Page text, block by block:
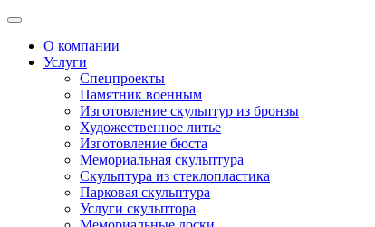
О компании
Услуги
Спецпроекты
Памятник военным
Изготовление скульптур из бронзы
Художественное литье
Изготовление бюста
Мемориальная скульптура
Скульптура из стеклопластика
Парковая скульптура
Услуги скульптора